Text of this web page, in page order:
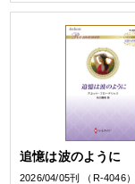
追憶は波のように
2026/04/05刊 （R-4046）